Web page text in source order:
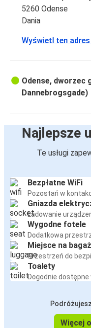
5260 Odense
Dania
Wyświetl ten
Odense, dworzec
Dannebrogsgade)
Najlepsze
Te usługi
Bezpłatne WiFi
Pozostań w
Gniazda
Ładowanie
Wygodne fotele
Dodatkowa
Miejsce na bagaż
Przestrzeń do
Toalety
Dogodnie
Więcej